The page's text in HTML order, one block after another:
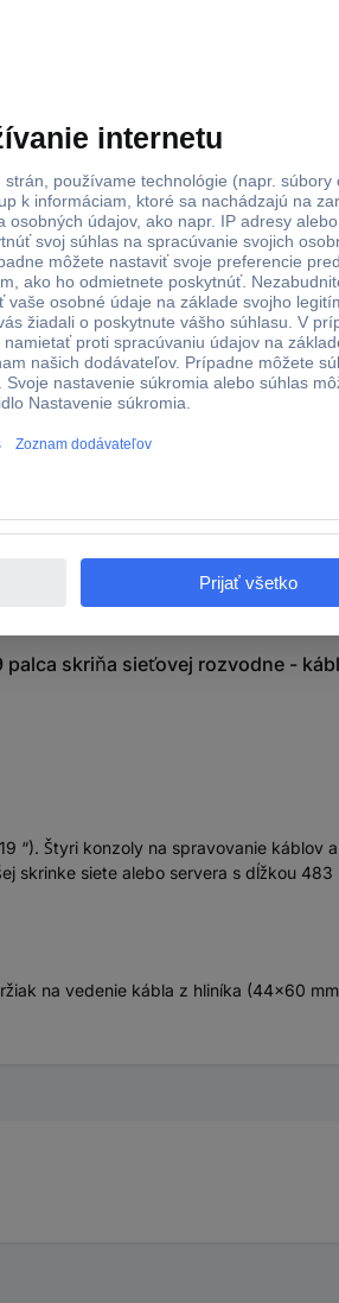
72 mm
0.35
áno
vedenie 1 U sivá, svetlo sivá
skriňa sieťovej rozvodne -
“). Štyri konzoly na spravovanie
skrinke siete alebo servera s dĺžkou 483
na vedenie kábla z hliníka (44x60